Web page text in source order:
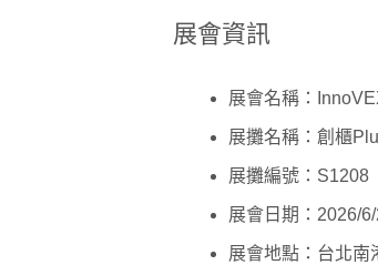
展會資訊
展會名稱：
展攤名稱：創櫃
展攤編號：S1208
展會日期：2026/
展會地點：台北南